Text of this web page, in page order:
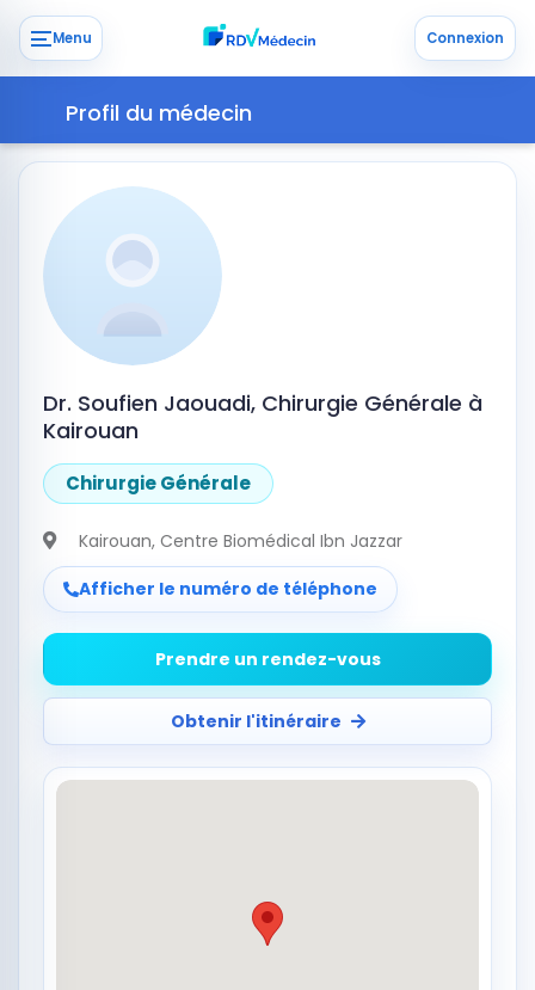
Menu Connexion
Profil du médecin
Dr. Soufien Jaouadi, Chirurgie Générale à
Kairouan
Chirurgie Générale
Kairouan, Centre Biomédical Ibn Jazzar
Afficher le numéro de téléphone
Prendre un rendez-vous
Obtenir l'itinéraire